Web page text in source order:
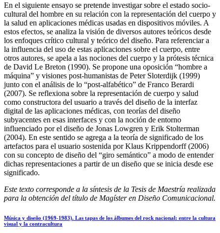
En el siguiente ensayo se pretende investigar sobre el estado socio-
cultural del hombre en su relación con la representación del cuerpo y
la salud en aplicaciones médicas usadas en dispositivos móviles. A
estos efectos, se analiza la visión de diversos autores teóricos desde
los enfoques crítico cultural y teórico del diseño. Para referenciar a
la influencia del uso de estas aplicaciones sobre el cuerpo, entre
otros autores, se apela a las nociones del cuerpo y la prótesis técnica
de David Le Breton (1990). Se propone una oposición “hombre a
máquina” y visiones post-humanistas de Peter Sloterdijk (1999)
junto con el análisis de lo “post-alfabético” de Franco Berardi
(2007). Se reflexiona sobre la representación de cuerpo y salud
como constructora del usuario a través del diseño de la interfaz
digital de las aplicaciones médicas, con teorías del diseño
subyacentes en esas interfaces y con la noción de entorno
influenciado por el diseño de Jonas Lowgren y Erik Stolterman
(2004). En este sentido se agrega a la teoría de significado de los
artefactos para el usuario sostenida por Klaus Krippendorff (2006)
con su concepto de diseño del “giro semántico” a modo de entender
dichas representaciones a partir de un diseño que se inicia desde ese
significado.
Este texto corresponde a la síntesis de la Tesis de Maestría realizada
para la obtención del título de Magíster en Diseño Comunicacional.
Música y diseño (1969-1983). Las tapas de los álbumes del rock nacional: entre la cultura
visual y la contracultura